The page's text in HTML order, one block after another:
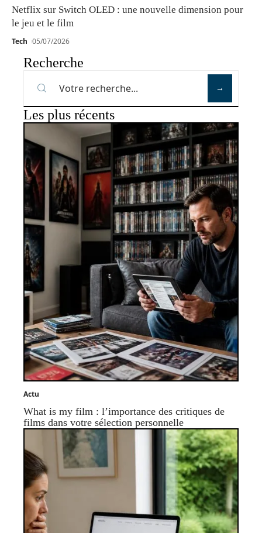
Netflix sur Switch OLED : une nouvelle dimension pour
le jeu et le film
Tech 05/07/2026
Recherche
Les plus récents
Actu
What is my film : l’importance des critiques de
films dans votre sélection personnelle